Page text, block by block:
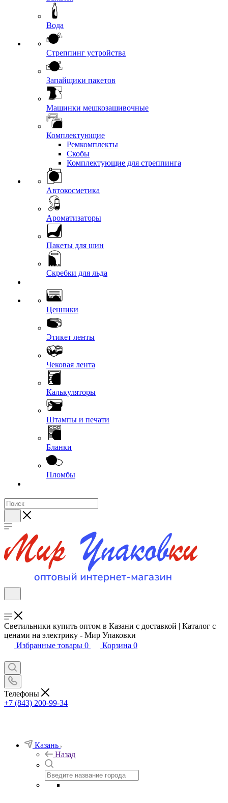
Вода
Стреппинг устройства
Запайщики пакетов
Машинки мешкозашивочные
Комплектующие
Ремкомплекты
Скобы
Комплектующие для стреппинга
Автокосметика
Ароматизаторы
Пакеты для шин
Скребки для льда
Ценники
Этикет ленты
Чековая лента
Калькуляторы
Штампы и печати
Бланки
Пломбы
Светильники купить оптом в Казани с доставкой | Каталог с
ценами на электрику - Мир Упаковки
Избранные товары 0 Корзина 0
Телефоны
+7 (843) 200-99-34
Казань
Назад